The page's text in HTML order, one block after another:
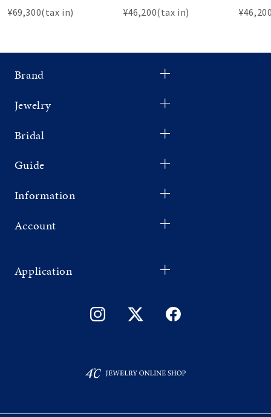
¥69,300(tax in) ¥46,200(tax in)
Brand
Jewelry
Bridal
Guide
Information
Account
Application